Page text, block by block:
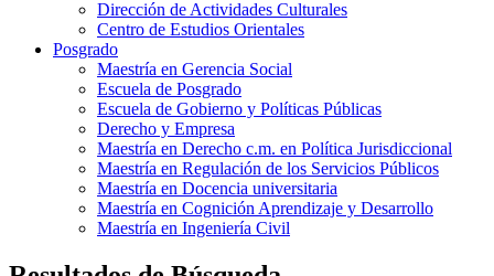
Dirección de Actividades Culturales
Centro de Estudios Orientales
Posgrado
Maestría en Gerencia Social
Escuela de Posgrado
Escuela de Gobierno y Políticas Públicas
Derecho y Empresa
Maestría en Derecho c.m. en Política Jurisdiccional
Maestría en Regulación de los Servicios Públicos
Maestría en Docencia universitaria
Maestría en Cognición Aprendizaje y Desarrollo
Maestría en Ingeniería Civil